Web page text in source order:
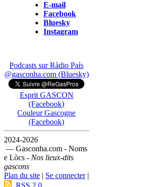
E-mail
Facebook
Bluesky
Instagram
Podcasts sur Ràdio País
@gasconha.com (Bluesky)
Esprit GASCON
(Facebook)
Couleur Gascogne
(Facebook)
2024-2026
— Gasconha.com - Noms
e Lòcs - Nos lieux-dits
gascons
Plan du site
Se connecter|